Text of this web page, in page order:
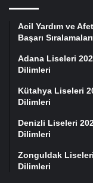
Acil Yardım ve
Başarı Sıralamaları
Adana Liseleri
Dilimleri
Kütahya Liseleri
Dilimleri
Denizli Liseleri
Dilimleri
Zonguldak
Dilimleri